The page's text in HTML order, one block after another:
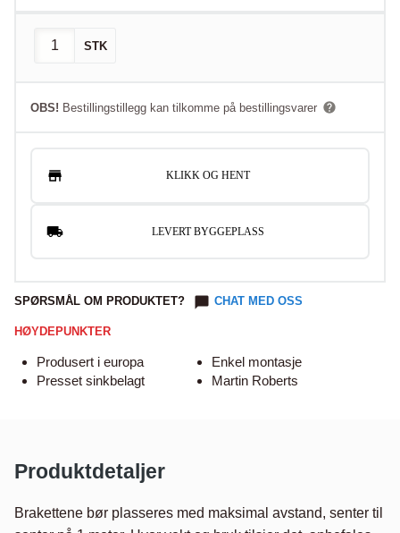
STK
OBS! Bestillingstillegg kan tilkomme på bestillingsvarer
KLIKK OG HENT
LEVERT BYGGEPLASS
SPØRSMÅL OM PRODUKTET? CHAT MED OSS
HØYDEPUNKTER
Produsert i europa
Presset sinkbelagt
Enkel montasje
Martin Roberts
Produktdetaljer
Brakettene bør plasseres med maksimal avstand, senter til